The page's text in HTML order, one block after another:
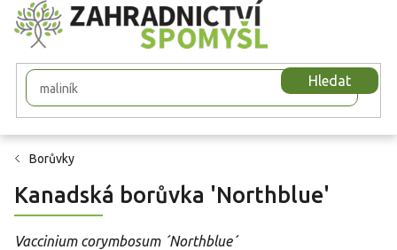
Přejít
na
obsah
Hledat
Borůvky
Kanadská borůvka 'Northblue'
Vaccinium corymbosum ´Northblue´